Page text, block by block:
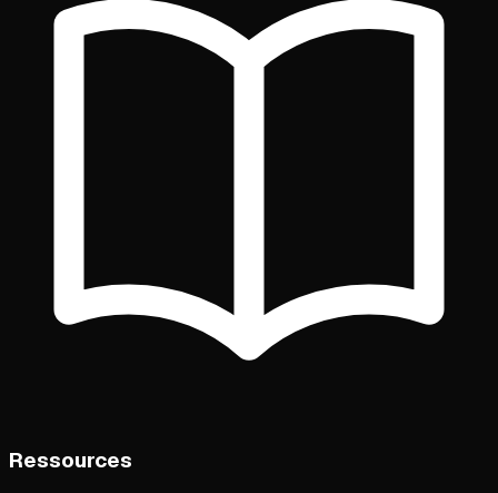
Ressources